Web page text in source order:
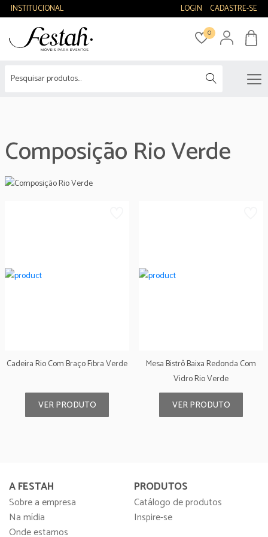
INSTITUCIONAL LOGIN CADASTRE-SE
0
Composição Rio Verde
Cadeira Rio Com Braço Fibra Verde
VER PRODUTO
Mesa Bistrô Baixa Redonda Com
Vidro Rio Verde
VER PRODUTO
A FESTAH
Sobre a empresa
Na mídia
Onde estamos
PRODUTOS
Catálogo de produtos
Inspire-se